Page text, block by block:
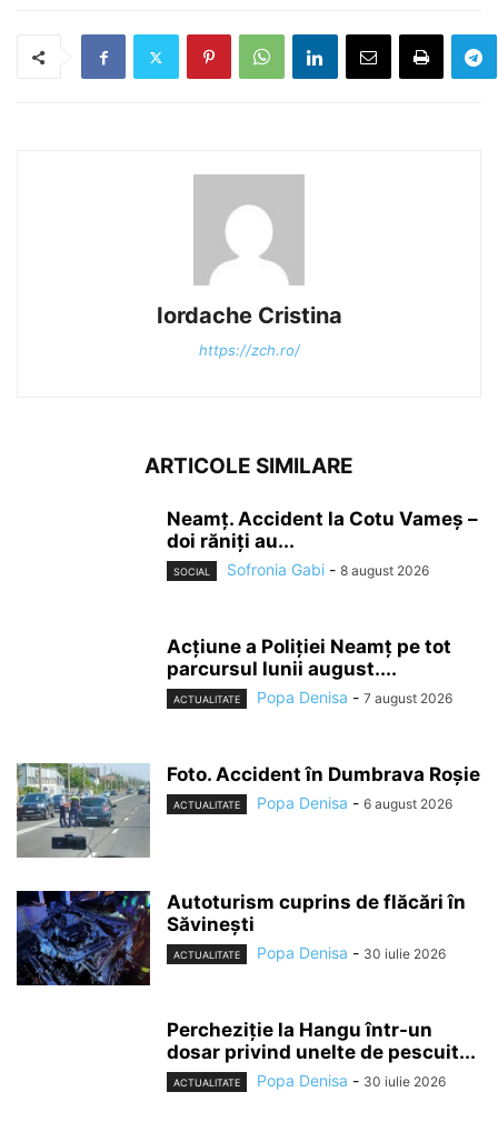
Iordache Cristina
https://zch.ro/
ARTICOLE SIMILARE
Neamț. Accident la Cotu Vameș –
doi răniți au...
SOCIAL Sofronia Gabi - 8 august 2026
Acțiune a Poliției Neamț pe tot
parcursul lunii august....
ACTUALITATE Popa Denisa - 7 august 2026
Foto. Accident în Dumbrava Roșie
ACTUALITATE Popa Denisa - 6 august 2026
Autoturism cuprins de flăcări în
Săvinești
ACTUALITATE Popa Denisa - 30 iulie 2026
Percheziție la Hangu într-un
dosar privind unelte de pescuit...
ACTUALITATE Popa Denisa - 30 iulie 2026